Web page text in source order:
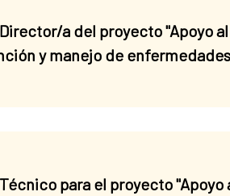
Director/a del proyecto
y manejo de
Técnico para el proyecto